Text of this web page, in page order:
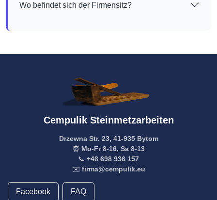
Wo befindet sich der Firmensitz?
Cempulik Steinmetzarbeiten
Drzewna Str. 23, 41-935 Bytom
⏰ Mo-Fr 8-16, Sa 8-13
📞 +48 698 936 157
✉️ firma@cempulik.eu
Facebook FAQ